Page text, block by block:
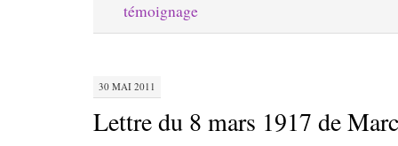
témoignage
30 MAI 2011
Lettre du 8 mars 1917 de